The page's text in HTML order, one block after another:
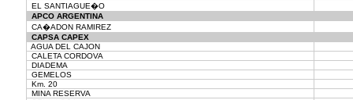
EL SANTIAGUE�O
APCO ARGENTINA
CA�ADON RAMIREZ
CAPSA CAPEX
AGUA DEL CAJON
CALETA CORDOVA
DIADEMA
GEMELOS
Km. 20
MINA RESERVA